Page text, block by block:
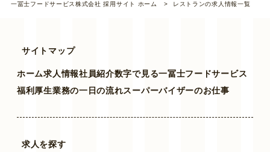
一冨士フードサービス株式会社 採用サイト ホーム レストランの求人情報一覧
サイトマップ
ホーム求人情報社員紹介数字で見る一冨士フードサービス
福利厚生業務の一日の流れスーパーバイザーのお仕事
求人を探す